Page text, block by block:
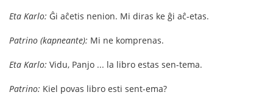
Eta Karlo: Ĝi aĉetis nenion. Mi diras ke ĝi aĉ-etas.
Patrino (kapneante): Mi ne komprenas.
Eta Karlo: Vidu, Panjo ... la libro estas sen-tema.
Patrino: Kiel povas libro esti sent-ema?